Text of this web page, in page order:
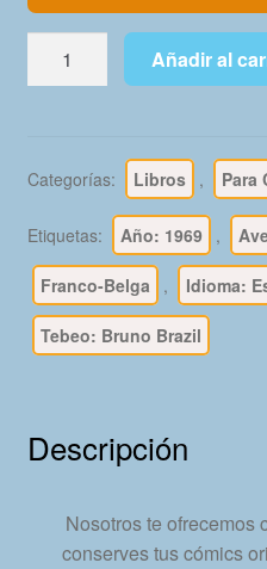
BRAZIL
–
Colección
11
Libros
En
-
Descarga
cantidad
Añadir al
Categorías: Libros , Para
Etiquetas: Año: 1969 ,
Franco-Belga , Idioma:
Tebeo: Bruno Brazil
Descripción
Nosotros te ofrecemos
conserves tus cómics